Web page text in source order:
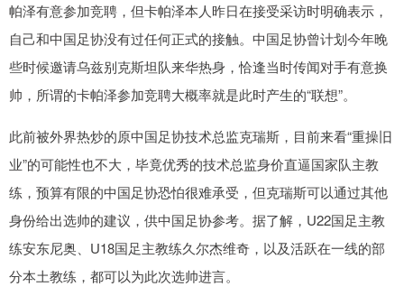
帕泽有意参加竞聘，但卡帕泽本人昨日在接受采访时明确表示，
自己和中国足协没有过任何正式的接触。中国足协曾计划今年晚
些时候邀请乌兹别克斯坦队来华热身，恰逢当时传闻对手有意换
帅，所谓的卡帕泽参加竞聘大概率就是此时产生的“联想”。
此前被外界热炒的原中国足协技术总监克瑞斯，目前来看“重操旧
业”的可能性也不大，毕竟优秀的技术总监身价直逼国家队主教
练，预算有限的中国足协恐怕很难承受，但克瑞斯可以通过其他
身份给出选帅的建议，供中国足协参考。据了解，U22国足主教
练安东尼奥、U18国足主教练久尔杰维奇，以及活跃在一线的部
分本土教练，都可以为此次选帅进言。